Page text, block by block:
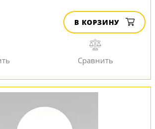
В КОРЗИНУ